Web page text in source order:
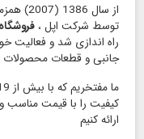
از سال
توسط شرکت اپل ،
راه اندازی شد و فعالیت
جانبی و قطعات محصولات
کیفیت را با قیمت مناسب
ارائه کنیم